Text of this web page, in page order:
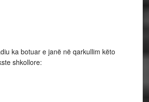
ka botuar e janë në qarkullim këto
shkollore: